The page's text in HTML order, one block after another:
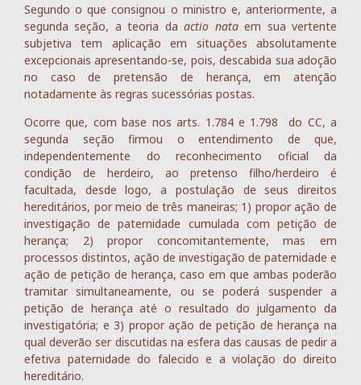
Segundo o que consignou o ministro e, anteriormente, a
segunda seção, a teoria daactio nataem sua vertente
subjetiva tem aplicação em situações absolutamente
excepcionais apresentando-se, pois, descabida sua adoção
no caso de pretensão de herança, em atenção
notadamente às regras sucessórias postas.
Ocorre que, com base nos arts. 1.784 e 1.798 do CC, a
segunda seção firmou o entendimento de que,
independentemente do reconhecimento oficial da
condição de herdeiro, ao pretenso filho/herdeiro é
facultada, desde logo, a postulação de seus direitos
hereditários, por meio de três maneiras; 1) propor ação de
investigação de paternidade cumulada com petição de
herança; 2) propor concomitantemente, mas em
processos distintos, ação de investigação de paternidade e
ação de petição de herança, caso em que ambas poderão
tramitar simultaneamente, ou se poderá suspender a
petição de herança até o resultado do julgamento da
investigatória; e 3) propor ação de petição de herança na
qual deverão ser discutidas na esfera das causas de pedir a
efetiva paternidade do falecido e a violação do direito
hereditário.